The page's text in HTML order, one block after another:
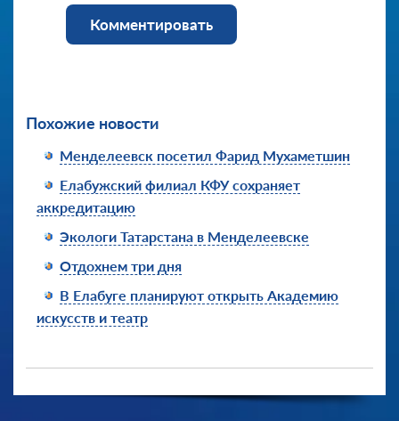
Комментировать
Похожие новости
Менделеевск посетил Фарид Мухаметшин
Елабужский филиал КФУ сохраняет
аккредитацию
Экологи Татарстана в Менделеевске
Отдохнем три дня
В Елабуге планируют открыть Академию
искусств и театр